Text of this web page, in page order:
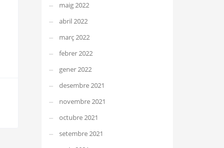
maig 2022
abril 2022
març 2022
febrer 2022
gener 2022
desembre 2021
novembre 2021
octubre 2021
setembre 2021